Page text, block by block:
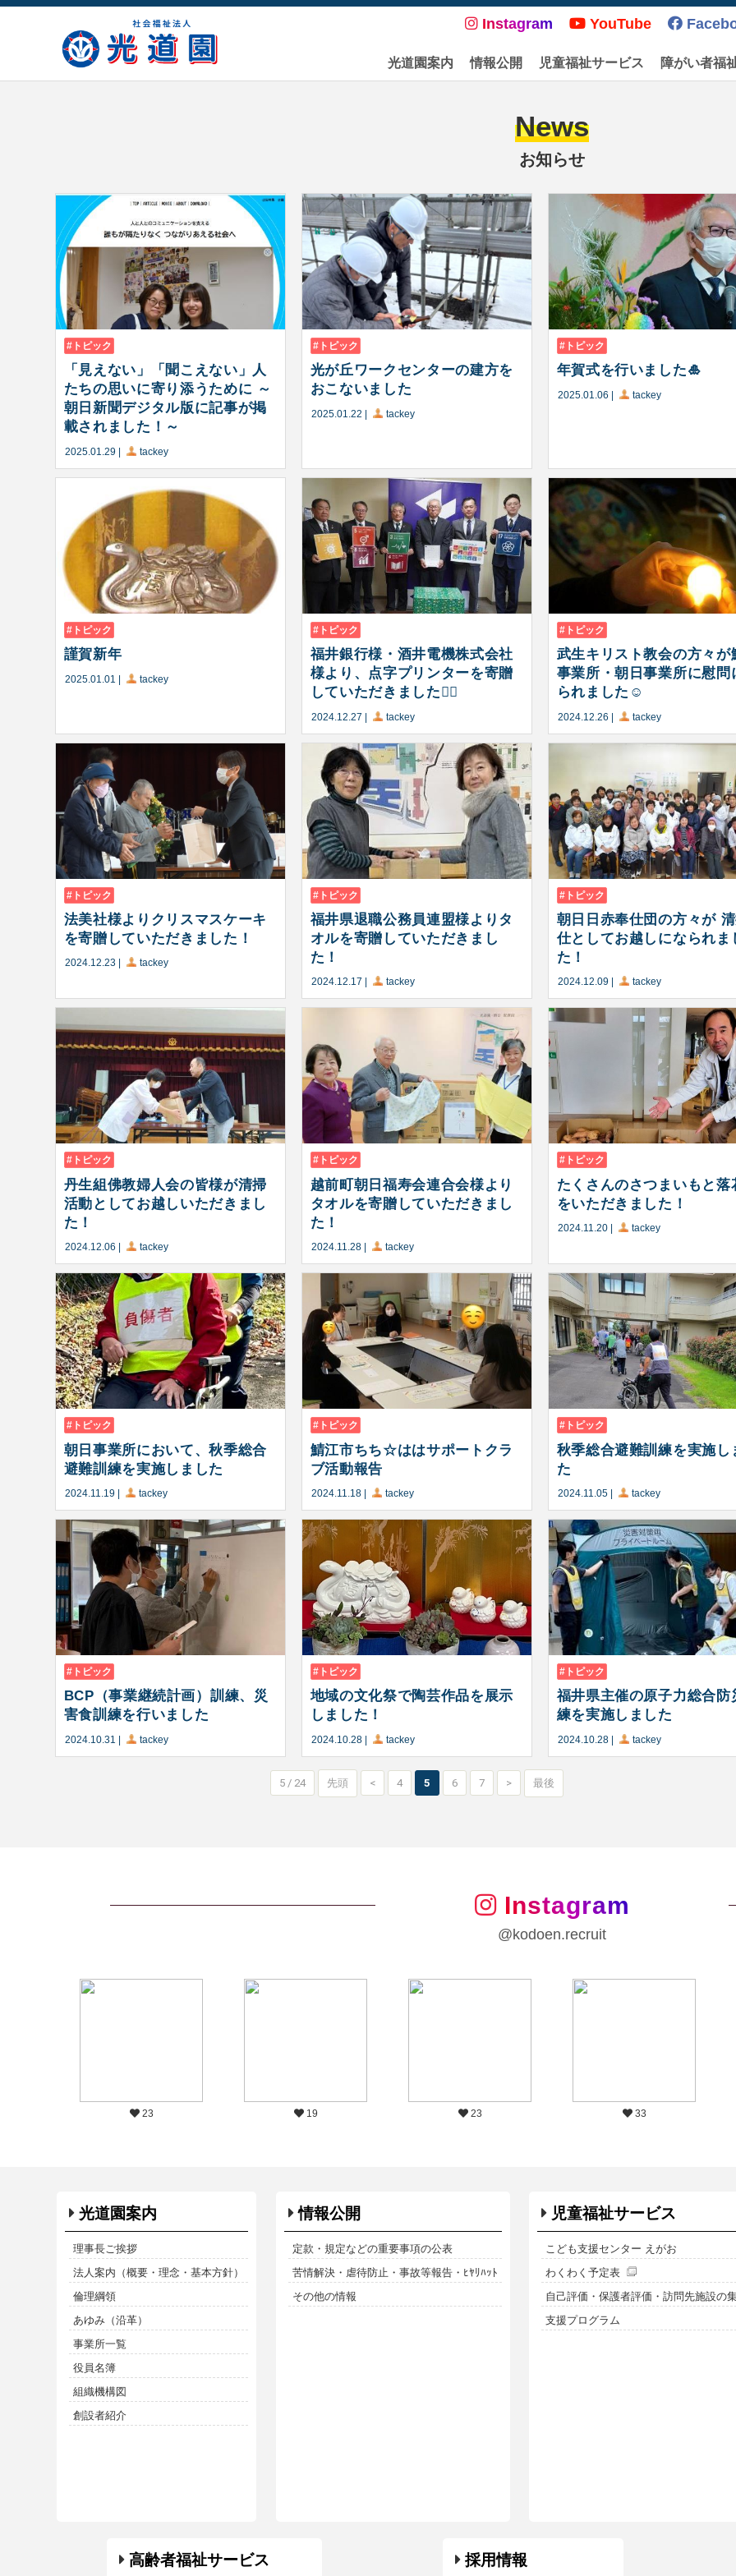
Instagram YouTube
光道園案内 情報公開 児童福祉サービス 障がい者福
News
お知らせ
光
道
園
ニ
ュ
ー
ス
&
ロ
トピック
「見えない」「聞こえない」人
たちの思いに寄り添うために ～
朝日新聞デジタル版に記事が掲
載されました！～
2025.01.29| tackey
トピック
光が丘ワークセンターの建方を
おこないました
2025.01.22 | tackey
トピック
年賀式を行いました🎍
2025.01.06 | tackey
トピック
謹賀新年
2025.01.01 | tackey
トピック
福井銀行様・酒井電機株式会社
様より、点字プリンターを寄贈
していただきました🙇‍♂️
2024.12.27 | tackey
トピック
武生キリスト教会の方々が
事業所・朝日事業所に慰問
られました☺️
2024.12.26 | tackey
トピック
法美社様よりクリスマスケーキ
を寄贈していただきました！
2024.12.23| tackey
トピック
福井県退職公務員連盟様よりタ
オルを寄贈していただきまし
た！
2024.12.17 tackey
トピック
朝日日赤奉仕団の方々が
仕としてお越しになられま
た！
2024.12.09| tackey
トピック
丹生組佛教婦人会の皆様が清掃
活動としてお越しいただきまし
た！
2024.12.06 tackey
トピック
越前町朝日福寿会連合会様より
タオルを寄贈していただきまし
た！
2024.11.28| tackey
トピック
たくさんのさつまいもと落
をいただきました！
2024.11.20| tackey
トピック
朝日事業所において、秋季総合
避難訓練を実施しました
2024.11.19| tackey
トピック
鯖江市ちち☆ははサポートクラ
ブ活動報告
2024.11.18| tackey
トピック
秋季総合避難訓練を実施し
た
2024.11.05| tackey
トピック
BCP（事業継続計画）訓練、災
害食訓練を行いました
2024.10.31 | tackey
トピック
地域の文化祭で陶芸作品を展示
しました！
2024.10.28| tackey
トピック
福井県主催の原子力総合防
練を実施しました
2024.10.28| tackey
5 / 24 先頭 < 4 5 6 7 > 最後
Instagram
@kodoen.recruit
23 19 23 33
光道園案内
理事長ご挨拶
法人案内（概要・理念・基本方針）
倫理綱領
あゆみ（沿革）
事業所一覧
役員名簿
組織機構図
創設者紹介
情報公開
定款・規定などの重要事項の公表
苦情解決・虐待防止・事故等報告・ﾋﾔﾘﾊｯﾄ
その他の情報
児童福祉サービス
こども支援センター えがお
わくわく予定表
自己評価・保護者評価・訪問先施設の
支援プログラム
高齢者福祉サービス 採用情報